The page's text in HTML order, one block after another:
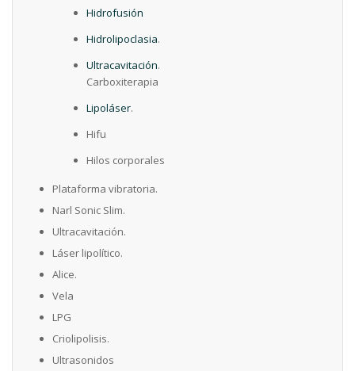
Hidrofusión
Hidrolipoclasia.
Ultracavitación.
Carboxiterapia
Lipoláser.
Hifu
Hilos corporales
Plataforma vibratoria.
Narl Sonic Slim.
Ultracavitación.
Láser lipolítico.
Alice.
Vela
LPG
Criolipolisis.
Ultrasonidos